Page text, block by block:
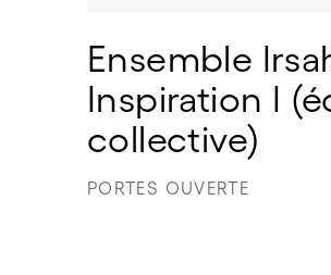
Ensemble
Inspiration I
collective)
PORTES OUVERTE